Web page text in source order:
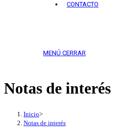
CONTACTO
MENÚ CERRAR
Notas de interés
Inicio>
Notas de interés